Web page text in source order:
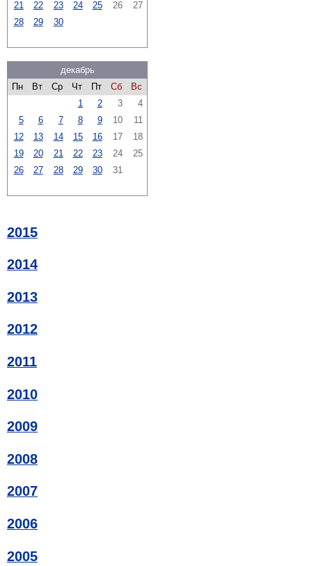
21
22 23 24 25 26
27
28
29 30
декабрь
Пн
Вт Ср Чт Пт Сб
Вс
1
2 3
4
5
6 7 8 9 10
11
12
13 14 15 16 17
18
19
20 21 22 23 24
25
26
27 28 29 30 31
2015
2014
2013
2012
2011
2010
2009
2008
2007
2006
2005